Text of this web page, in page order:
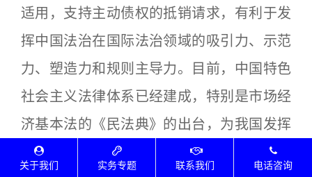
适用，支持主动债权的抵销请求，有利于发
挥中国法治在国际法治领域的吸引力、示范
力、塑造力和规则主导力。目前，中国特色
社会主义法律体系已经建成，特别是市场经
济基本法的《民法典》的出台，为我国发挥
涉外法治引领力提供了重要依据。在国际贸
关于我们 实务专题 联系我们 电话咨询